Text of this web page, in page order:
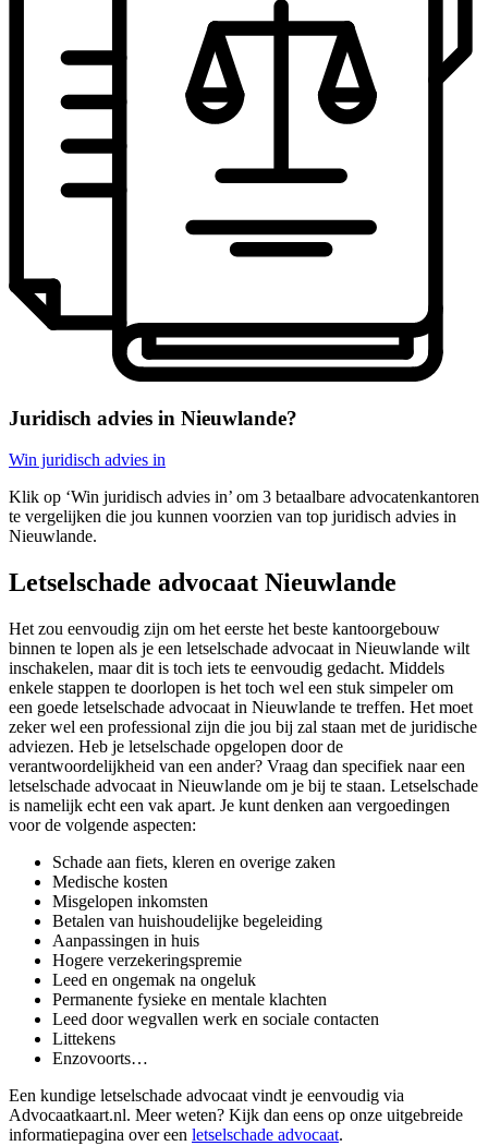
Juridisch advies in Nieuwlande?
Win juridisch advies in
Klik op ‘Win juridisch advies in’ om 3 betaalbare advocatenkantoren
te vergelijken die jou kunnen voorzien van top juridisch advies in
Nieuwlande.
Letselschade advocaat Nieuwlande
Het zou eenvoudig zijn om het eerste het beste kantoorgebouw
binnen te lopen als je een letselschade advocaat in Nieuwlande wilt
inschakelen, maar dit is toch iets te eenvoudig gedacht. Middels
enkele stappen te doorlopen is het toch wel een stuk simpeler om
een goede letselschade advocaat in Nieuwlande te treffen. Het moet
zeker wel een professional zijn die jou bij zal staan met de juridische
adviezen. Heb je letselschade opgelopen door de
verantwoordelijkheid van een ander? Vraag dan specifiek naar een
letselschade advocaat in Nieuwlande om je bij te staan. Letselschade
is namelijk echt een vak apart. Je kunt denken aan vergoedingen
voor de volgende aspecten:
Schade aan fiets, kleren en overige zaken
Medische kosten
Misgelopen inkomsten
Betalen van huishoudelijke begeleiding
Aanpassingen in huis
Hogere verzekeringspremie
Leed en ongemak na ongeluk
Permanente fysieke en mentale klachten
Leed door wegvallen werk en sociale contacten
Littekens
Enzovoorts…
Een kundige letselschade advocaat vindt je eenvoudig via
Advocaatkaart.nl. Meer weten? Kijk dan eens op onze uitgebreide
informatiepagina over een letselschade advocaat.